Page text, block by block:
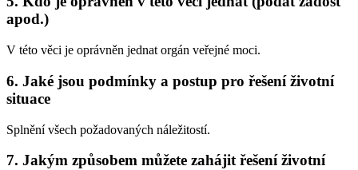
apod.)
V této věci je oprávněn jednat orgán veřejné moci.
6. Jaké jsou podmínky a postup pro řešení životní
situace
Splnění všech požadovaných náležitostí.
7. Jakým způsobem můžete zahájit řešení životní